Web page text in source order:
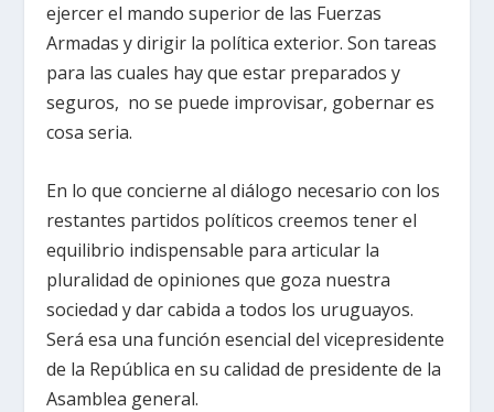
ejercer el mando superior de las Fuerzas
Armadas y dirigir la política exterior. Son tareas
para las cuales hay que estar preparados y
seguros, no se puede improvisar, gobernar es
cosa seria.
En lo que concierne al diálogo necesario con los
restantes partidos políticos creemos tener el
equilibrio indispensable para articular la
pluralidad de opiniones que goza nuestra
sociedad y dar cabida a todos los uruguayos.
Será esa una función esencial del vicepresidente
de la República en su calidad de presidente de la
Asamblea general.